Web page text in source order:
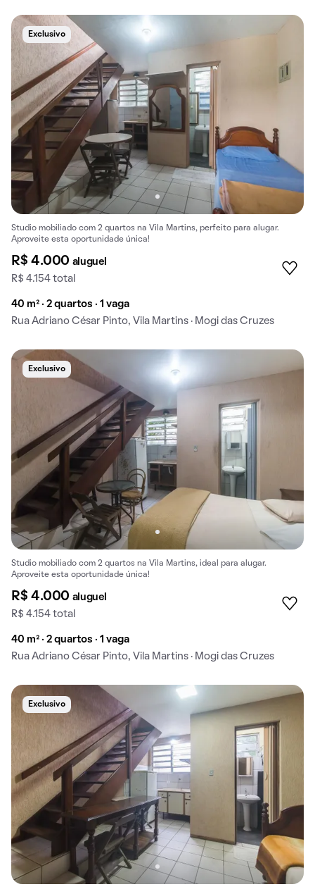
Exclusivo
Studio mobiliado com 2 quartos na Vila Martins, perfeito para alugar.
Aproveite esta oportunidade única!
R$ 4.000 aluguel
R$ 4.154 total
40 m² · 2 quartos · 1 vaga
Rua Adriano César Pinto, Vila Martins · Mogi das Cruzes
Exclusivo
Studio mobiliado com 2 quartos na Vila Martins, ideal para alugar.
Aproveite esta oportunidade única!
R$ 4.000 aluguel
R$ 4.154 total
40 m² · 2 quartos · 1 vaga
Rua Adriano César Pinto, Vila Martins · Mogi das Cruzes
Exclusivo